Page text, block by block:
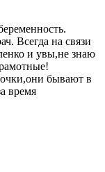
Всегда на связи
и увы,не знаю
бывают в
время